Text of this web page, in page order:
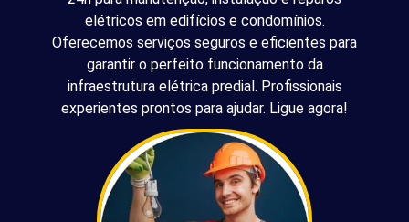
elétricos em edifícios e condomínios.
Oferecemos serviços seguros e eficientes para
garantir o perfeito funcionamento da
infraestrutura elétrica predial. Profissionais
experientes prontos para ajudar. Ligue agora!